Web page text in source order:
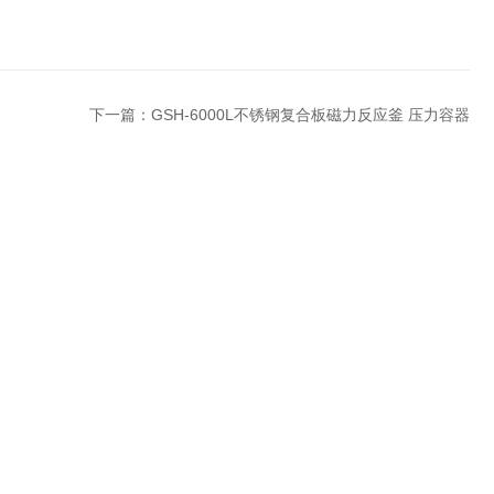
下一篇： GSH-6000L不锈钢复合板磁力反应釜 压力容器